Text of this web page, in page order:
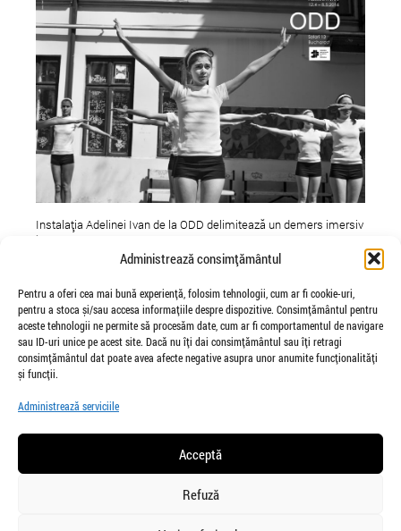
Administrează consimțământul
Pentru a oferi cea mai bună experiență, folosim tehnologii, cum ar fi cookie-uri,
pentru a stoca și/sau accesa informațiile despre dispozitive. Consimțământul pentru
aceste tehnologii ne permite să procesăm date, cum ar fi comportamentul de navigare
sau ID-uri unice pe acest site. Dacă nu îți dai consimțământul sau îți retragi
consimțământul dat poate avea afecte negative asupra unor anumite funcționalități
și funcții.
Administrează serviciile
Acceptă
Refuză
Pictură
Instalația Adelinei Ivan de la ODD delimitează un demers imersiv
într-un univers construit din vise feminine, uniforme școlare și
patos adolescentin. Deși tinerele ei personaje sunt prinse într-o
lume în dărâmare, îngradită de restricții sociale, ele reușesc
totuși să-și făurească propriul triumf. Una dintre ele
demonstrează o înțelegere a istoriei și un instinct pentru viitor
cum numai o minte tânară poate concepe. Gestul său nestudiat
și nepremeditat este neiertător de liber.